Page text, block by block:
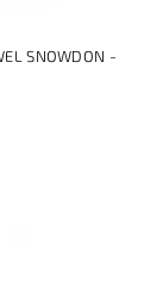
SNOWDON -